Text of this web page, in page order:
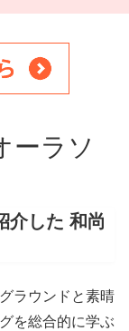
ーラソ
介した 和尚
ラウンドと素晴
を総合的に学ぶ